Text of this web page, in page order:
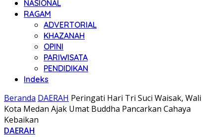
NASIONAL
RAGAM
ADVERTORIAL
KHAZANAH
OPINI
PARIWISATA
PENDIDIKAN
Indeks
Beranda DAERAH Peringati Hari Tri Suci Waisak, Wali
Kota Medan Ajak Umat Buddha Pancarkan Cahaya
Kebaikan
DAERAH